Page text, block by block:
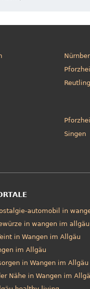
Singen
automobil in
in wangen im allgäu
in Wangen im Allgäu
im Allgäu
in Wangen im Allgäu
Nähe in Wangen im